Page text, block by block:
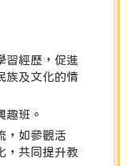
習經歷，促進
族及文化的情
趣班。
，如參觀活
，共同提升教